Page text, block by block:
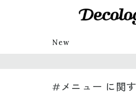
New
#メニュー に関